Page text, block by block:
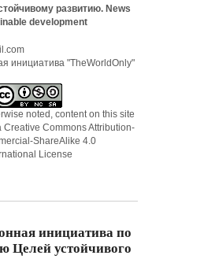
развитию. News
development
инициатива "TheWorldOnly"
noted, content on this site
Creative Commons Attribution-
ShareAlike 4.0
License
инициатива по
Целей устойчивого